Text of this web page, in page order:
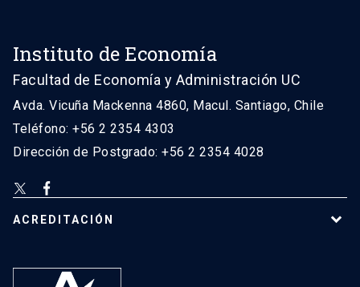
Instituto de Economía
Facultad de Economía y Administración UC
Avda. Vicuña Mackenna 4860, Macul. Santiago, Chile
Teléfono: +56 2 2354 4303
Dirección de Postgrado: +56 2 2354 4028
ACREDITACIÓN